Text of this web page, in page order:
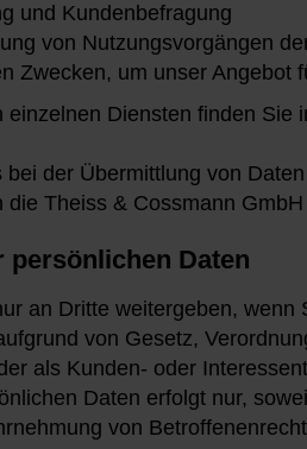
und Kundenbefragung
von Nutzungsvorgängen
Zwecken, um unser Angebot
einzelnen Diensten finden
bei der Übermittlung von
die Theiss & Cossmann
persönlichen Daten
an Dritte weitergeben,
von Gesetz,
als Kunden- oder
Daten erfolgt nur,
von